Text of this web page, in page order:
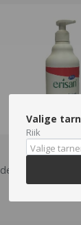
Hetkel
Antiseptiline
Isosept ,
Valige
Riik
Valige